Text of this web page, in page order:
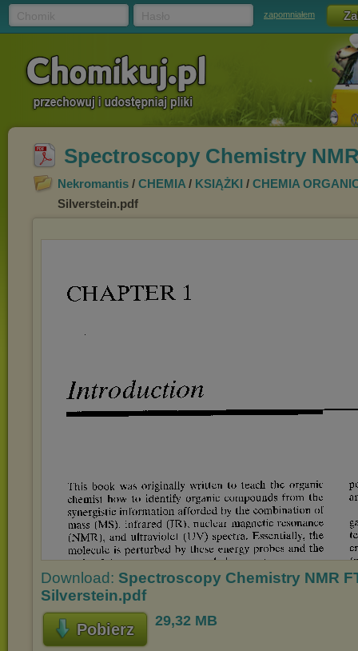
zapomniałem
Spectroscopy Chemistry
Nekromantis / CHEMIA / KSIĄŻKI / CHEMIA
Silverstein.pdf
Download: Spectroscopy Chemistry NMR
Silverstein.pdf
Pobierz 29,32 MB